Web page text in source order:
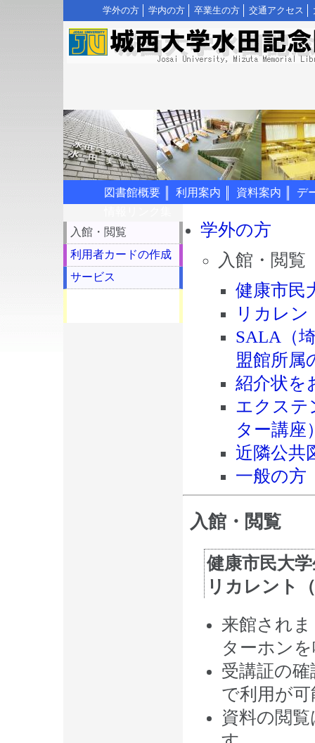
学外の方 学内の方 卒業生の方 交通アクセス
図書館概要 利用案内 資料案内
デ
学外の方
入館・閲覧
健康市民
リカレン
SALA（
盟館所属
紹介状を
エクステ
ター講座
近隣公共
一般の方
入館・閲覧
健康市民大
リカレント
来館され
ターホン
受講証の
で利用が
資料の閲
入館・閲覧
利用者カードの作成
サービス